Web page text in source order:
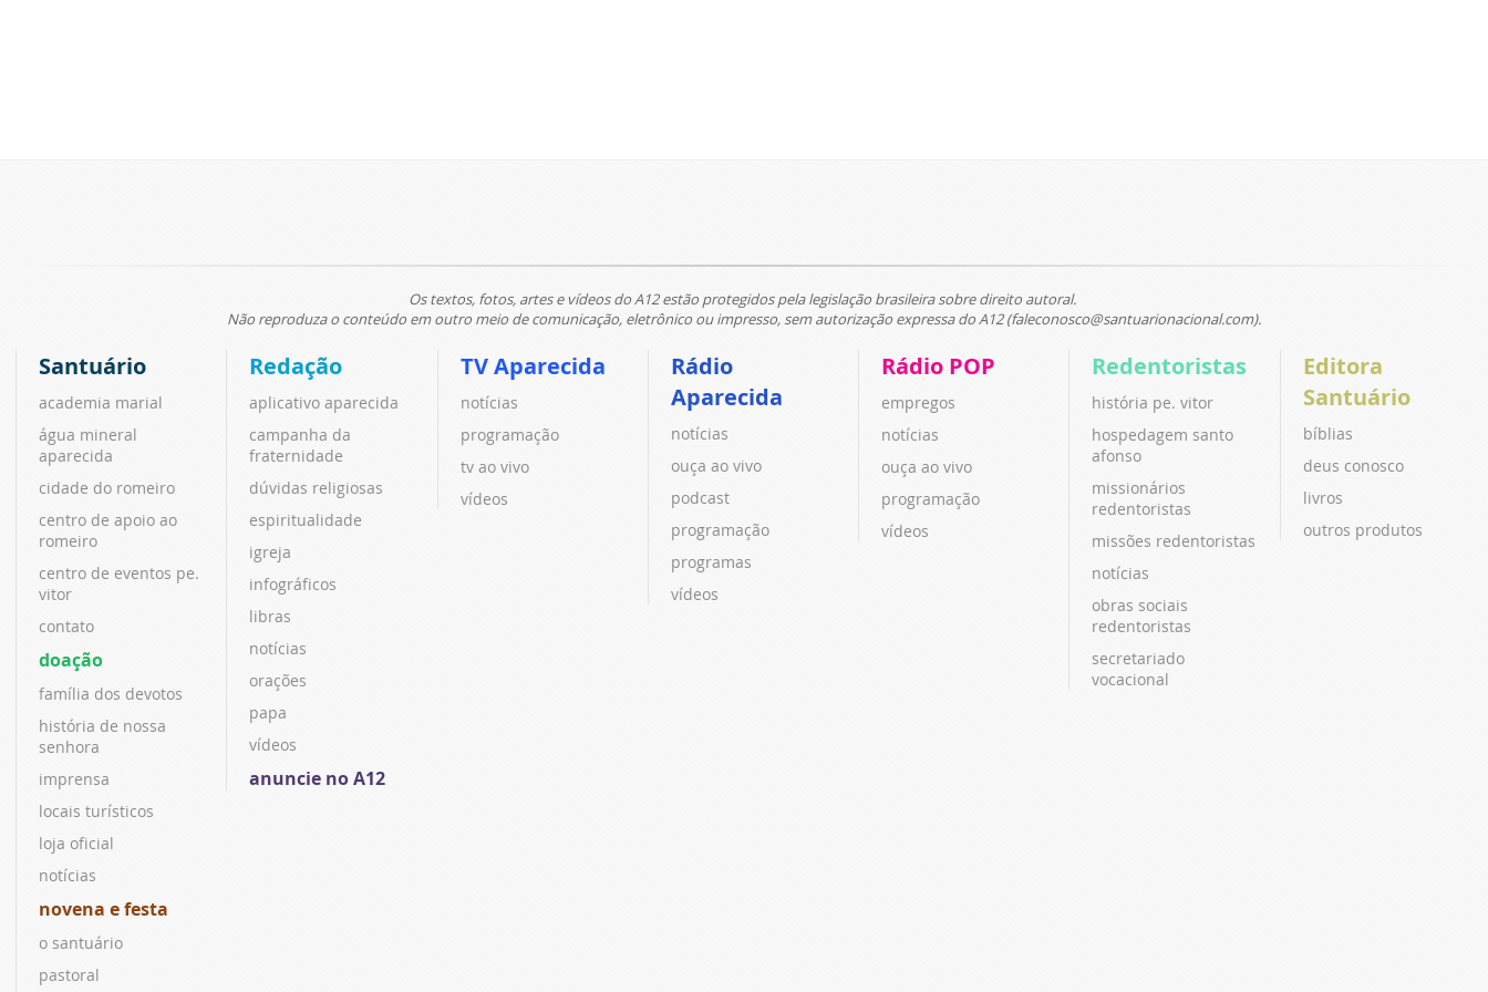
Os textos, fotos, artes e vídeos do A12 estão protegidos pela legislação brasileira sobre direito autoral.
Não reproduza o conteúdo em outro meio de comunicação, eletrônico ou impresso, sem autorização expressa do A12 (faleconosco@santuarionacional.com).
Santuário
academia marial
água mineral
aparecida
cidade do romeiro
centro de apoio ao
romeiro
centro de eventos pe.
vitor
contato
doação
família dos devotos
história de nossa
senhora
imprensa
locais turísticos
loja oficial
notícias
novena e festa
o santuário
pastoral
Redação
aplicativo aparecida
campanha da
fraternidade
dúvidas religiosas
espiritualidade
igreja
infográficos
libras
notícias
orações
papa
vídeos
anuncie no A12
TV Aparecida
notícias
programação
tv ao vivo
vídeos
Rádio
Aparecida
notícias
ouça ao vivo
podcast
programação
programas
vídeos
Rádio POP
empregos
notícias
ouça ao vivo
programação
vídeos
Redentoristas
história pe. vitor
hospedagem santo
afonso
missionários
redentoristas
missões redentoristas
notícias
obras sociais
redentoristas
secretariado
vocacional
Editora
Santuário
bíblias
deus conosco
livros
outros produtos